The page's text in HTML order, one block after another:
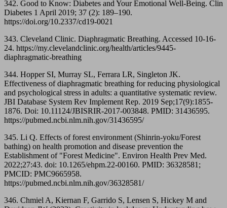
342. Good to Know: Diabetes and Your Emotional Well-Being. Clin
Diabetes 1 April 2019; 37 (2): 189–190.
https://doi.org/10.2337/cd19-0021
343. Cleveland Clinic. Diaphragmatic Breathing. Accessed 10-16-
24. https://my.clevelandclinic.org/health/articles/9445-
diaphragmatic-breathing
344. Hopper SI, Murray SL, Ferrara LR, Singleton JK.
Effectiveness of diaphragmatic breathing for reducing physiological
and psychological stress in adults: a quantitative systematic review.
JBI Database System Rev Implement Rep. 2019 Sep;17(9):1855-
1876. Doi: 10.11124/JBISRIR-2017-003848. PMID: 31436595.
https://pubmed.ncbi.nlm.nih.gov/31436595/
345. Li Q. Effects of forest environment (Shinrin-yoku/Forest
bathing) on health promotion and disease prevention the
Establishment of "Forest Medicine". Environ Health Prev Med.
2022;27:43. doi: 10.1265/ehpm.22-00160. PMID: 36328581;
PMCID: PMC9665958.
https://pubmed.ncbi.nlm.nih.gov/36328581/
346. Chmiel A, Kiernan F, Garrido S, Lensen S, Hickey M and